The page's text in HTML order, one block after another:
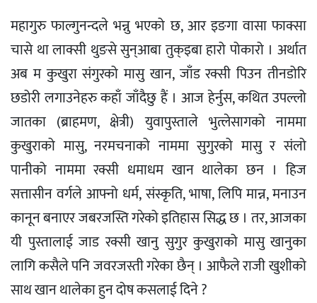
महागुरु फाल्गुनन्दले भन्नु भएको छ, आर इङगा वासा फाक्सा
चासे था लाक्सी थुङसे सुन्आबा तुक्इबा हारो पोकारो । अर्थात
अब म कुखुरा संगुरको मासु खान, जाँड रक्सी पिउन तीनडोरि
छडोरी लगाउनेहरु कहाँ जाँदैछु हैं । आज हेर्नुस, कथित उपल्लो
जातका (ब्राहमण, क्षेत्री) युवापुस्ताले भुत्लेसागको नाममा
कुखुराको मासु, नरमचनाको नाममा सुगुरको मासु र संलो
पानीको नाममा रक्सी धमाधम खान थालेका छन । हिज
सत्तासीन वर्गले आफ्नो धर्म, संस्कृति, भाषा, लिपि मान्न, मनाउन
कानून बनाएर जबरजस्ति गरेको इतिहास सिद्ध छ । तर, आजका
यी पुस्तालाई जाड रक्सी खानु सुगुर कुखुराको मासु खानुका
लागि कसैले पनि जवरजस्ती गरेका छैन् । आफैले राजी खुशीको
साथ खान थालेका हुन दोष कसलाई दिने ?